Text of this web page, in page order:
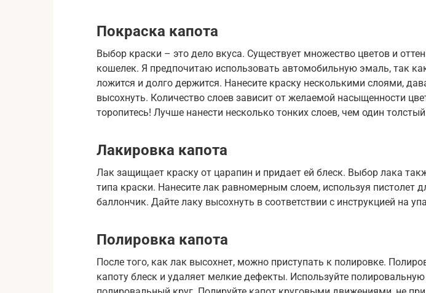
Покраска капота
Выбор краски – это дело вкуса. Существует множество цветов и
кошелек. Я предпочитаю использовать автомобильную эмаль, так
ложится и долго держится. Нанесите краску несколькими слоями,
высохнуть. Количество слоев зависит от желаемой насыщенности
торопитесь! Лучше нанести несколько тонких слоев, чем один
Лакировка капота
Лак защищает краску от царапин и придает ей блеск. Выбор лака
типа краски. Нанесите лак равномерным слоем, используя пистолет
баллончик. Дайте лаку высохнуть в соответствии с инструкцией на
Полировка капота
После того, как лак высохнет, можно приступать к полировке.
капоту блеск и удаляет мелкие дефекты. Используйте полировальную